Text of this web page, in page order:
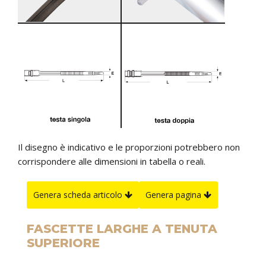
Il disegno è indicativo e le proporzioni potrebbero non
corrispondere alle dimensioni in tabella o reali.
Genera scheda articolo Genera pagina
FASCETTE LARGHE A TENUTA
SUPERIORE